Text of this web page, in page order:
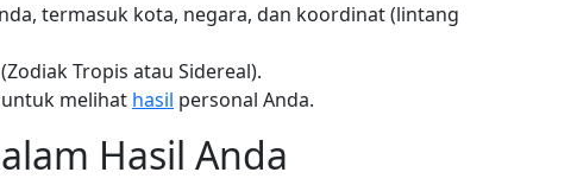
termasuk kota, negara, dan koordinat (lintang
Tropis atau Sidereal).
melihat hasil personal Anda.
Hasil Anda